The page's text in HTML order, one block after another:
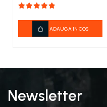
ADAUGA IN COS
Newsletter